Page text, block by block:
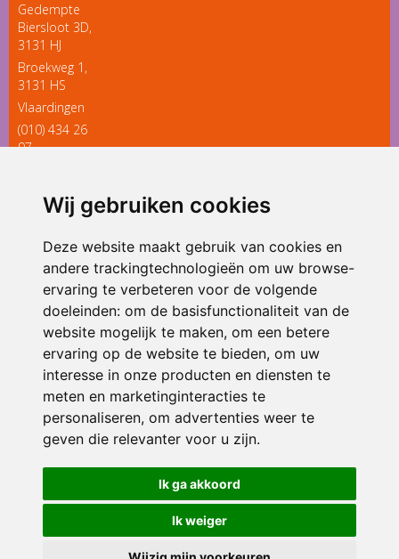
Wij gebruiken cookies
Deze website maakt gebruik van cookies en
andere trackingtechnologieën om uw browse-
ervaring te verbeteren voor de volgende
doeleinden: om de basisfunctionaliteit van de
website mogelijk te maken, om een betere
ervaring op de website te bieden, om uw
interesse in onze producten en diensten te
meten en marketinginteracties te
personaliseren, om advertenties weer te
geven die relevanter voor u zijn.
Ik ga akkoord
Ik weiger
Gedempte
Biersloot 3D,
3131 HJ
Broekweg 1,
3131 HS
Vlaardingen
(010) 434 26
97
ONDERDEEL VAN
© 2026 IKC ’t Palet | Alle rechten voorbehouden
Privacy policy|Disclaimer| Klachtenregeling|RSIN en Anbi
voorkeuren
Crealisatie The MindOffice